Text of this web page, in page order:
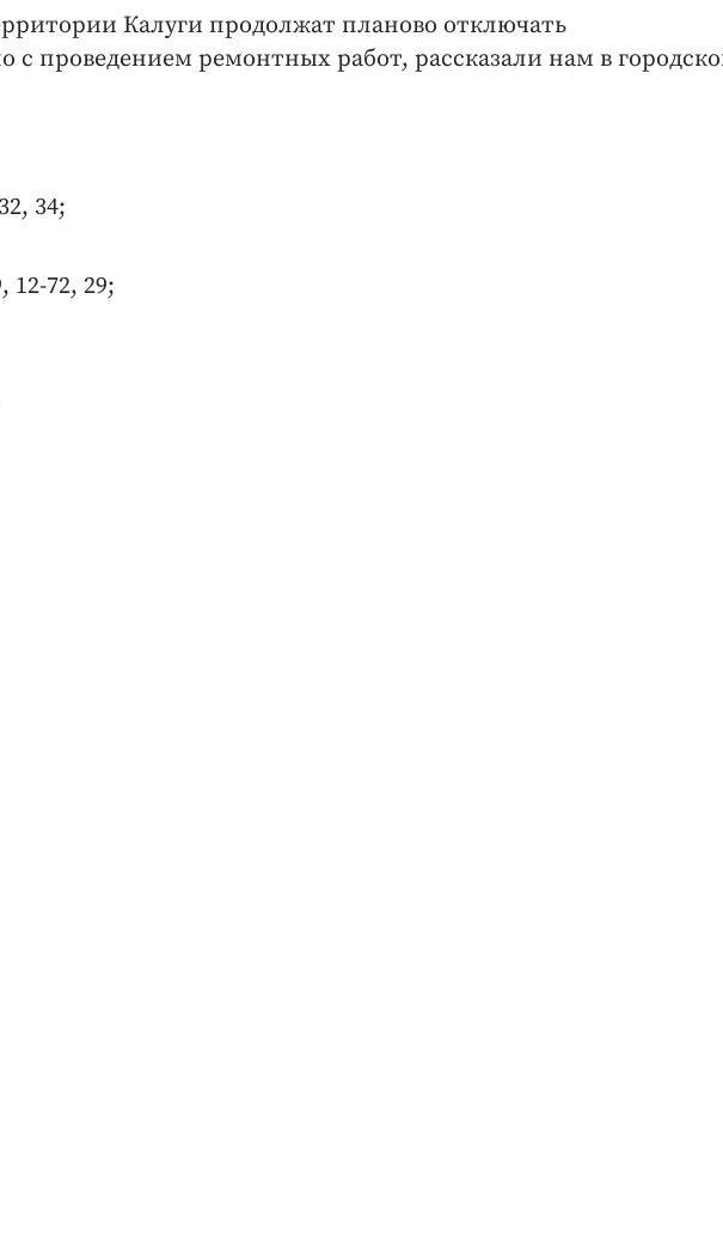
Калуги продолжат планово отключать
с проведением ремонтных работ, рассказали нам в
34;
12-72, 29;